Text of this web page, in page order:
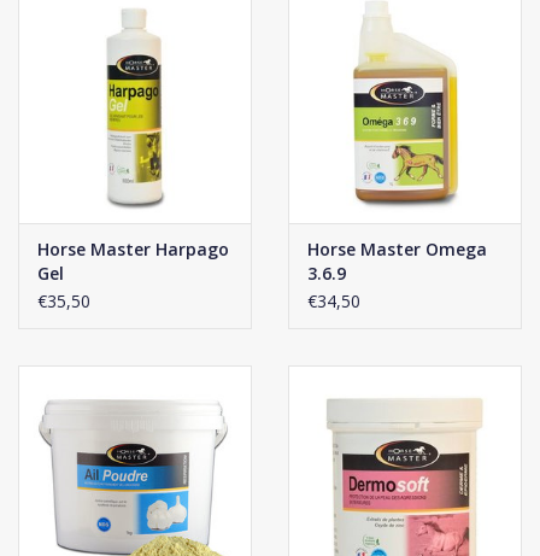
Horse Master Harpago
Gel
€35,50
Horse Master Omega
3.6.9
€34,50